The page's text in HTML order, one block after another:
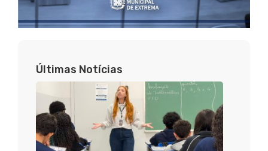
Últimas Notícias